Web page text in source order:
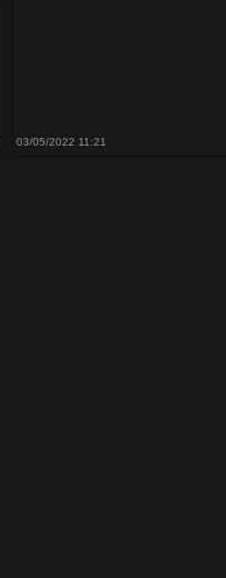
03/05/2022 11:21